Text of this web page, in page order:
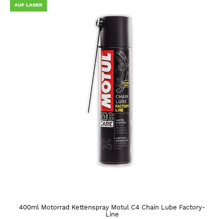
AUF LAGER
400ml Motorrad Kettenspray Motul C4 Chain Lube Factory-
Line